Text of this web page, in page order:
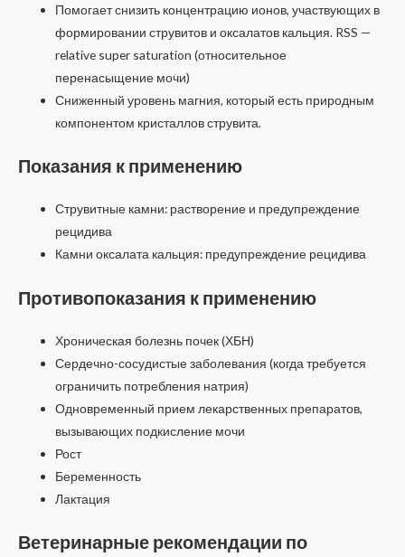
Помогает снизить концентрацию ионов, участвующих в
формировании струвитов и оксалатов кальция. RSS —
relative super saturation (относительное
перенасыщение мочи)
Сниженный уровень магния, который есть природным
компонентом кристаллов струвита.
Показания к применению
Струвитные камни: растворение и предупреждение
рецидива
Камни оксалата кальция: предупреждение рецидива
Противопоказания к применению
Хроническая болезнь почек (ХБН)
Сердечно-сосудистые заболевания (когда требуется
ограничить потребления натрия)
Одновременный прием лекарственных препаратов,
вызывающих подкисление мочи
Рост
Беременность
Лактация
Ветеринарные рекомендации по